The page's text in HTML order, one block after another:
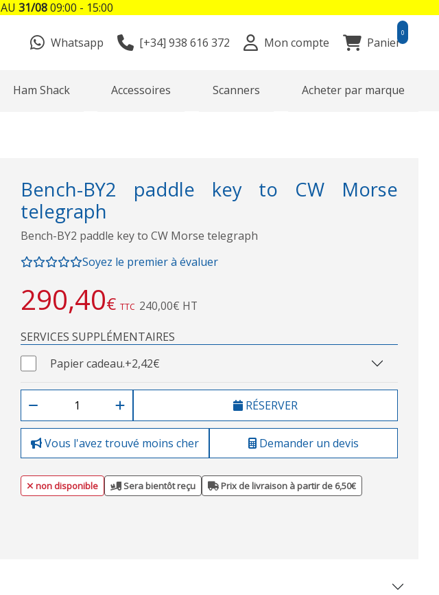
Whatsapp [+34] 938 616 372 Mon compte Panier
0
Ham Shack Accessoires Scanners Acheter par marque
Bench-BY2 paddle key to CW Morse
telegraph
Bench-BY2 paddle key to CW Morse telegraph
Soyez le premier à évaluer
290,40€ TTC 240,00€ HT
SERVICES SUPPLÉMENTAIRES
Papier cadeau.+2,42€
RÉSERVER
Vous l'avez trouvé moins cher Demander un devis
non disponible Sera bientôt reçu Prix de livraison à partir de 6,50€
AU 31/0809:00 - 15:00